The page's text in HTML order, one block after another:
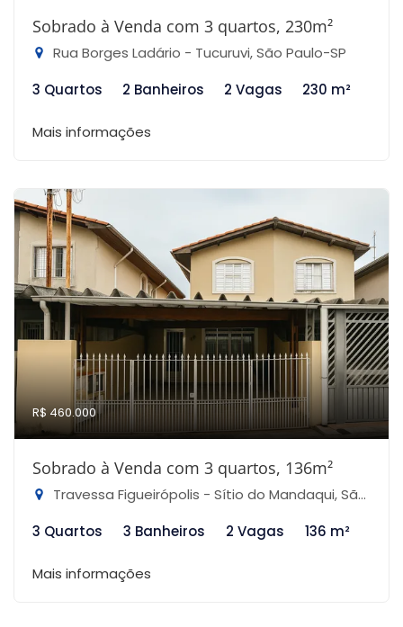
Sobrado à Venda com 3 quartos, 230m²
Rua Borges Ladário - Tucuruvi, São Paulo-SP
3 Quartos
2 Banheiros 2 Vagas 230 m²
Mais informações
R$ 460.000
Sobrado à Venda com 3 quartos, 136m²
Travessa Figueirópolis - Sítio do Mandaqui, São Paulo-SP
3 Quartos
3 Banheiros 2 Vagas 136 m²
Mais informações